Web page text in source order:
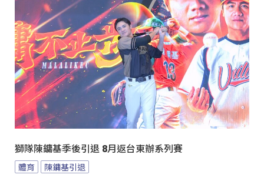
獅隊陳鏞基季後引退 8月返台東辦系列賽
體育 陳鏞基引退